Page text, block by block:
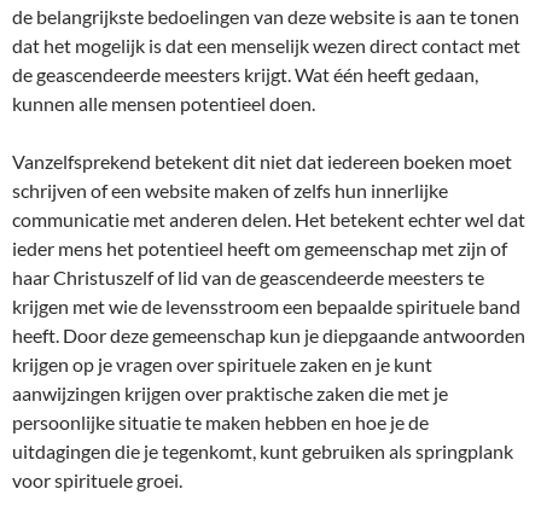
de belangrijkste bedoelingen van deze website is aan te tonen
dat het mogelijk is dat een menselijk wezen direct contact met
de geascendeerde meesters krijgt. Wat één heeft gedaan,
kunnen alle mensen potentieel doen.
Vanzelfsprekend betekent dit niet dat iedereen boeken moet
schrijven of een website maken of zelfs hun innerlijke
communicatie met anderen delen. Het betekent echter wel dat
ieder mens het potentieel heeft om gemeenschap met zijn of
haar Christuszelf of lid van de geascendeerde meesters te
krijgen met wie de levensstroom een bepaalde spirituele band
heeft. Door deze gemeenschap kun je diepgaande antwoorden
krijgen op je vragen over spirituele zaken en je kunt
aanwijzingen krijgen over praktische zaken die met je
persoonlijke situatie te maken hebben en hoe je de
uitdagingen die je tegenkomt, kunt gebruiken als springplank
voor spirituele groei.